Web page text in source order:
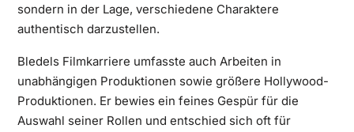
sondern in der Lage, verschiedene Charaktere
authentisch darzustellen.
Bledels Filmkarriere umfasste auch Arbeiten in
unabhängigen Produktionen sowie größere Hollywood-
Produktionen. Er bewies ein feines Gespür für die
Auswahl seiner Rollen und entschied sich oft für